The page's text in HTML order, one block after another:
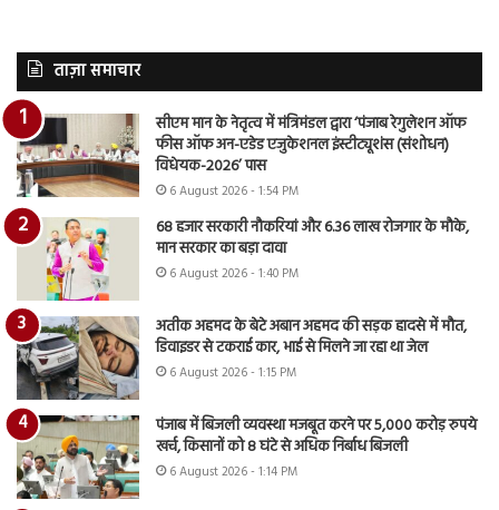
ताज़ा समाचार
सीएम मान के नेतृत्व में मंत्रिमंडल द्वारा ‘पंजाब रेगुलेशन ऑफ
फीस ऑफ अन-एडेड एजुकेशनल इंस्टीट्यूशंस (संशोधन)
विधेयक-2026’ पास
6 August 2026 - 1:54 PM
68 हजार सरकारी नौकरियां और 6.36 लाख रोजगार के मौके,
मान सरकार का बड़ा दावा
6 August 2026 - 1:40 PM
अतीक अहमद के बेटे अबान अहमद की सड़क हादसे में मौत,
डिवाइडर से टकराई कार, भाई से मिलने जा रहा था जेल
6 August 2026 - 1:15 PM
पंजाब में बिजली व्यवस्था मजबूत करने पर 5,000 करोड़ रुपये
खर्च, किसानों को 8 घंटे से अधिक निर्बाध बिजली
6 August 2026 - 1:14 PM